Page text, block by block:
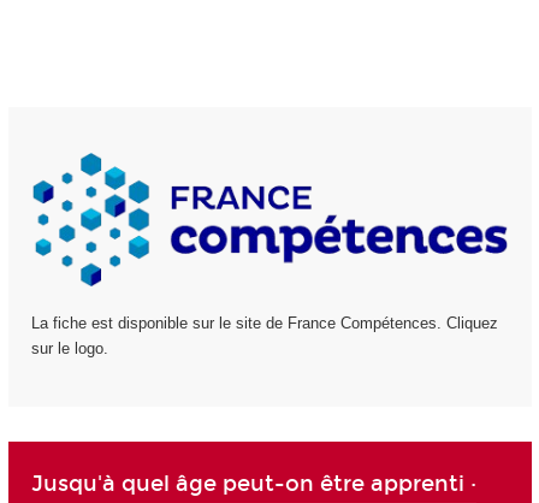
La fiche est disponible sur le site de France Compétences. Cliquez
sur le logo.
Jusqu'à quel âge peut-on être apprenti ·